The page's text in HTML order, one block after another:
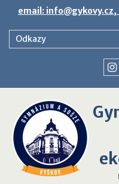
content
email:
Odkazy